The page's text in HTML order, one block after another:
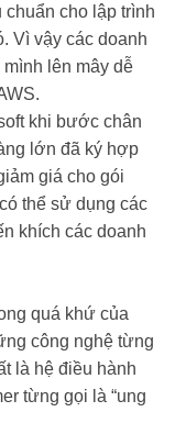
cho lập trình
Vì vậy các doanh
lên mây dễ
khi bước chân
lớn đã ký hợp
giá cho gói
thể sử dụng các
khích các doanh
quá khứ của
công nghệ từng
là hệ điều hành
từng gọi là “ung